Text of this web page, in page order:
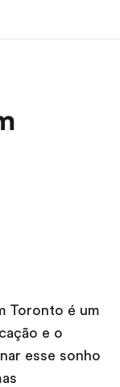
Toronto é um
e o
esse sonho